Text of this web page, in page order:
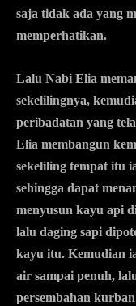
saja tidak ada yang
memperhatikan.
Lalu Nabi Elia
sekelilingnya,
peribadatan yang
Elia membangun
sekeliling tempat itu
sehingga dapat
menyusun kayu api
lalu daging sapi
kayu itu. Kemudian
air sampai penuh,
persembahan